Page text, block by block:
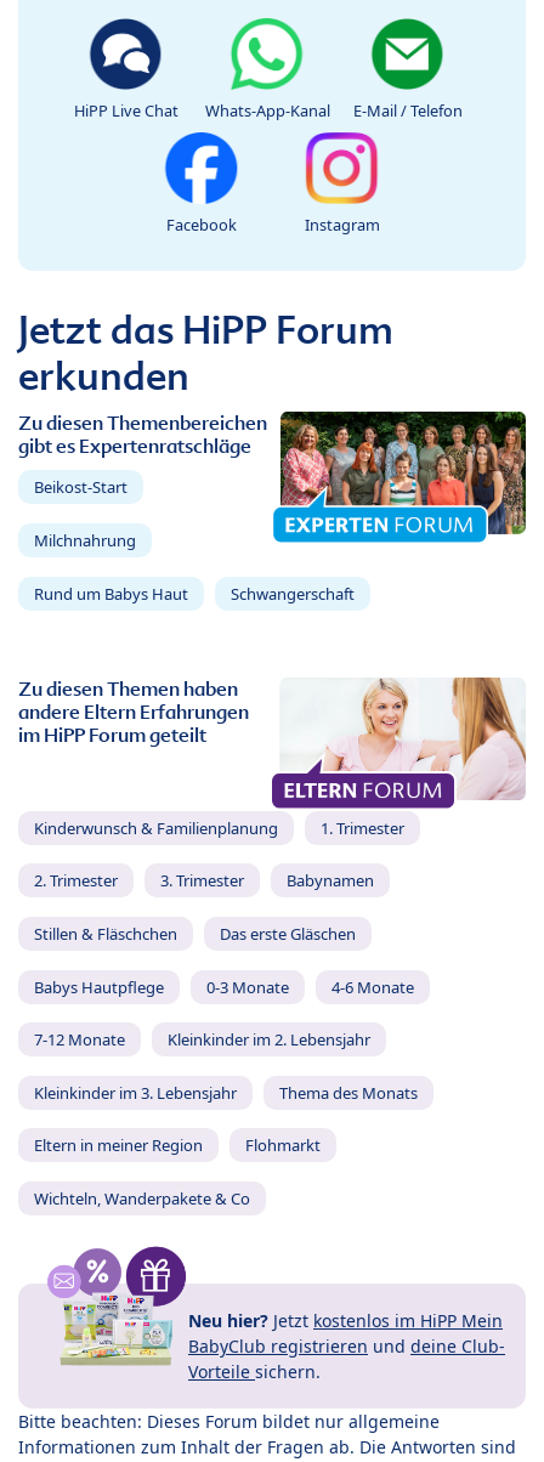
HiPP Live Chat Whats-App-Kanal E-Mail / Telefon
Facebook Instagram
Jetzt das HiPP Forum
erkunden
Zu diesen Themenbereichen
gibt es Expertenratschläge
Beikost-Start
Milchnahrung
Rund um Babys Haut Schwangerschaft
Zu diesen Themen haben
andere Eltern Erfahrungen
im HiPP Forum geteilt
Kinderwunsch & Familienplanung 1. Trimester
2. Trimester 3. Trimester Babynamen
Stillen & Fläschchen Das erste Gläschen
Babys Hautpflege 0-3 Monate 4-6 Monate
7-12 Monate Kleinkinder im 2. Lebensjahr
Kleinkinder im 3. Lebensjahr Thema des Monats
Eltern in meiner Region Flohmarkt
Wichteln, Wanderpakete & Co
Neu hier? Jetzt kostenlos im HiPP Mein
BabyClub registrieren und deine Club-
Vorteile sichern.
Bitte beachten: Dieses Forum bildet nur allgemeine
Informationen zum Inhalt der Fragen ab. Die Antworten sind